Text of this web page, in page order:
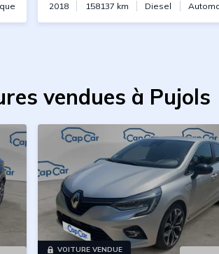
2018 158137 km Diesel
vendues à Pujols
VOITURE VENDUE